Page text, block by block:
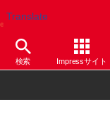
Translate
検索 Impressサイト